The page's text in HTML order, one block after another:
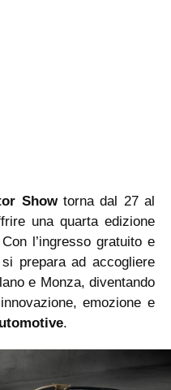
Showtorna dal 27 al
una quarta edizione
l’ingresso gratuito e
prepara ad accogliere
e Monza, diventando
emozione e
.